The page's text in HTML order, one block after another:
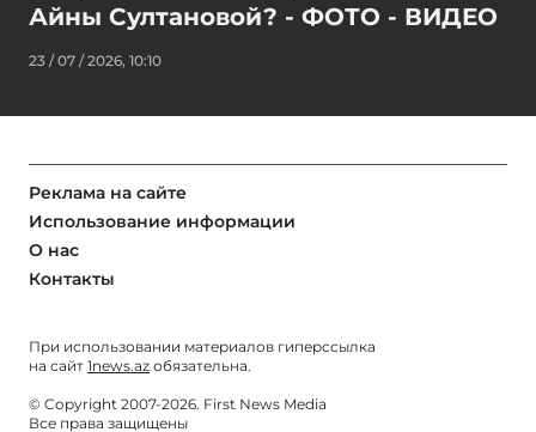
Айны Султановой? - ФОТО - ВИДЕО
23 / 07 / 2026, 10:10
Реклама на сайте
Использование информации
О нас
Контакты
При использовании материалов гиперссылка
на сайт 1news.az обязательна.
© Copyright 2007-2026. First News Media
Все права защищены